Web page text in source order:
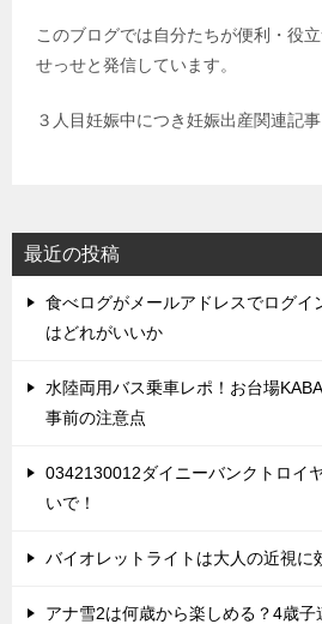
このブログでは自分たちが便利・役
せっせと発信しています。
３人目妊娠中につき妊娠出産関連記事
最近の投稿
食べログがメールアドレスでログイ
はどれがいいか
水陸両用バス乗車レポ！お台場
事前の注意点
0342130012ダイニーバンクトロイ
いで！
バイオレットライトは大人の近視に
アナ雪2は何歳から楽しめる？4歳